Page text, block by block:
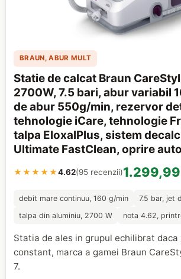
BRAUN, ABUR MULT
Statie de calcat Braun
2700W, 7.5 bari, abur variabil
de abur 550g/min, rezervor
tehnologie iCare, tehnologie
talpa EloxalPlus, sistem
Ultimate FastClean, oprire
★★★★★4.62(95 recenzii)
debit mare continuu, 160 g/min
7.5 bar, jet
talpa din aluminiu, 2700 W
nota 4.62,
Statia de ales in grupul echilibrat
constant, marca a gamei Braun
7.